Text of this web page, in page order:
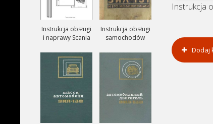
Dodaj
Instrukcja obsługi
i naprawy Scania
Instrukcja obsługi
samochodów
ZIŁ-131, ZIŁ-131A
i ZIŁ-131V